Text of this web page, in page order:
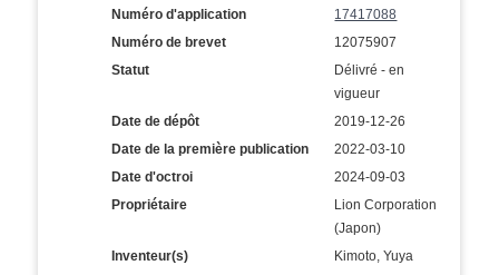
Numéro d'application
17417088
Numéro de brevet
12075907
Statut
Délivré - en
vigueur
Date de dépôt
2019-12-26
Date de la première publication
2022-03-10
Date d'octroi
2024-09-03
Propriétaire
Lion Corporation
(Japon)
Inventeur(s)
Kimoto, Yuya